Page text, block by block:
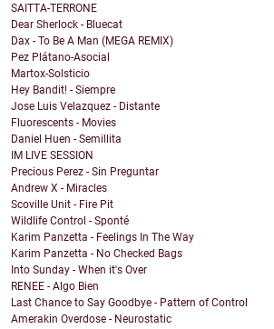
SAITTA-TERRONE
Dear Sherlock - Bluecat
Dax - To Be A Man (MEGA REMIX)
Pez Plátano-Asocial
Martox-Solsticio
Hey Bandit! - Siempre
Jose Luis Velazquez - Distante
Fluorescents - Movies
Daniel Huen - Semillita
IM LIVE SESSION
Precious Perez - Sin Preguntar
Andrew X - Miracles
Scoville Unit - Fire Pit
Wildlife Control - Sponté
Karim Panzetta - Feelings In The Way
Karim Panzetta - No Checked Bags
Into Sunday - When it's Over
RENEE - Algo Bien
Last Chance to Say Goodbye - Pattern of Control
Amerakin Overdose - Neurostatic